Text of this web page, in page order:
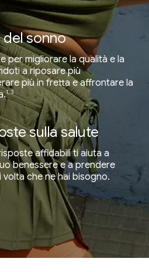
del sonno
per migliorare la qualità e la
a riposare più
più in fretta e affrontare la
1, 3
sulla salute
affidabili ti aiuta a
benessere e a prendere
che ne hai bisogno.